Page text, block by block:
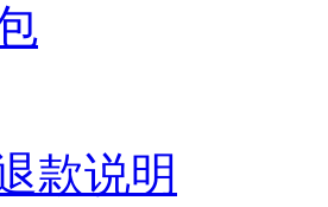
款说明